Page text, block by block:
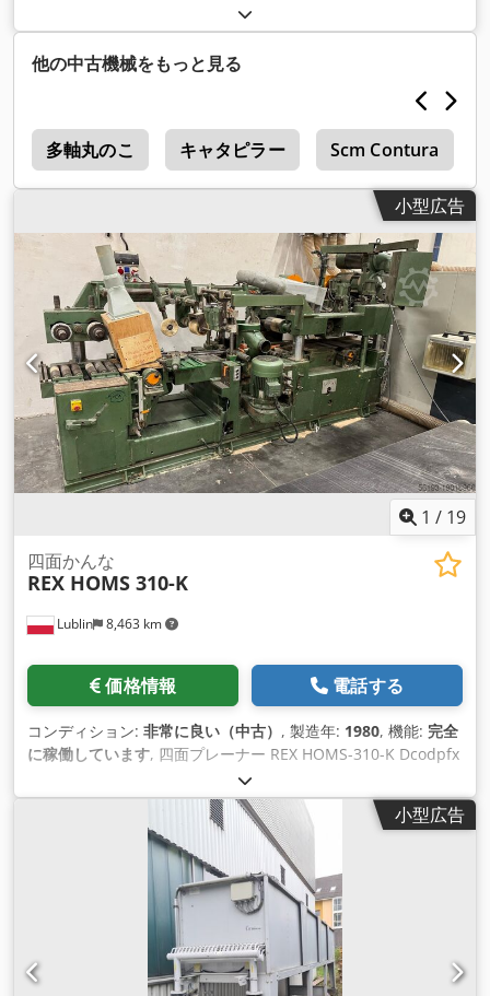
6DB-A094A1/SO20 ローター 1MR 310 D-A094/SO20 Dcjdpfx
Ajv U Ag Dsanek ステータ 1MS 310 D-6B-A1/SO20 19kW Pkb
27kW 700分1 n 最大 6000 最小 1 状態: 中古、完全に機能する
在庫2個あります。
他の中古機械をもっと見る
多軸丸のこ キャタピラー Scm Contura
小型広告
1 / 19
Lublin 8,463 km
四面かんな
REX HOMS 310-K
価格情報 電話する
コンディション: 非常に良い（中古） , 製造年: 1980, 機能: 完全
に稼働しています, 四面プレーナー REX HOMS-310-K Dcodpfx
Ajwfqh Asanjk 制作年：1980年 シリアル番号: 18.568 出力:
91.69kW 2021年以降は使用されていません。 機械は期間中、
閉鎖された生産ホールに保管されており、完全に稼働していま
す。 機械を購入した後、電気ケーブルを新しいものに交換しま
した。 技術的な状態は「非常に良好」と評価しています。見た
目には使用の痕跡が見られますが、技術的にはすべて正常に動
作します。売却理由は集 成材の生産終了です。 最大作業幅：
305 mm 最小作業幅：50 mm 2辺の最大ワークピース高さ：
310 mm 4辺の最大ワーク高さ：160 mm 最小ワーク高さ：17
mm 駆動式の上部および下部フィードローラー
小型広告